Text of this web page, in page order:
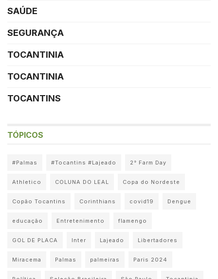
SAÚDE
SEGURANÇA
TOCANTINIA
TOCANTINIA
TOCANTINS
TÓPICOS
#Palmas #Tocantins #Lajeado 2° Farm Day
Athletico COLUNA DO LEAL Copa do Nordeste
Copão Tocantins Corinthians covid19 Dengue
educação Entretenimento flamengo
GOL DE PLACA Inter Lajeado Libertadores
Miracema Palmas palmeiras Paris 2024